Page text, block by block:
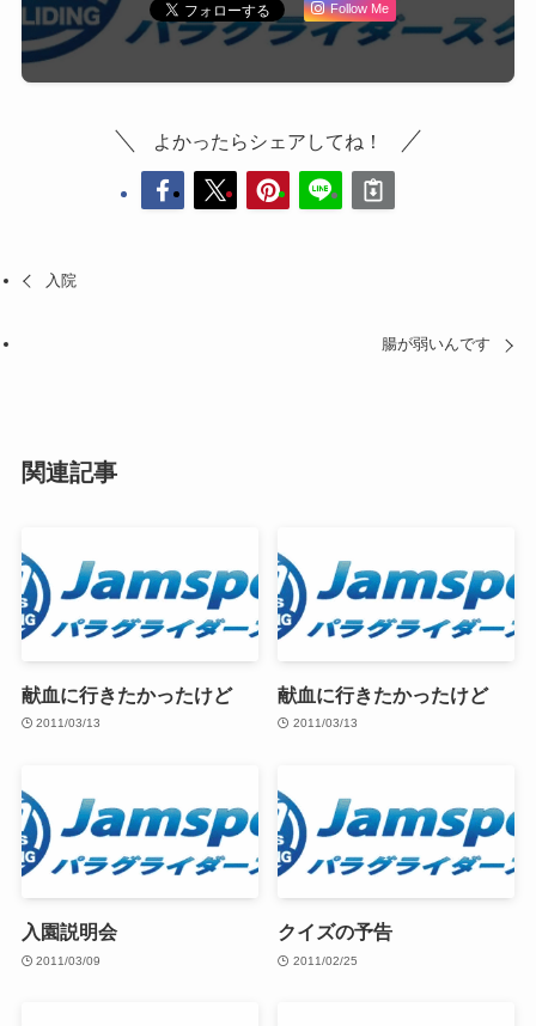
Follow Me
よかったらシェアしてね！
入院
腸が弱いんです
関連記事
献血に行きたかったけど
2011/03/13
献血に行きたかったけど
2011/03/13
入園説明会
2011/03/09
クイズの予告
2011/02/25